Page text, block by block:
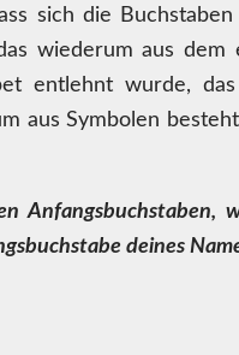
sich die
wiederum aus dem
entlehnt wurde,
aus Symbolen
Anfangsbuchstaben,
deines